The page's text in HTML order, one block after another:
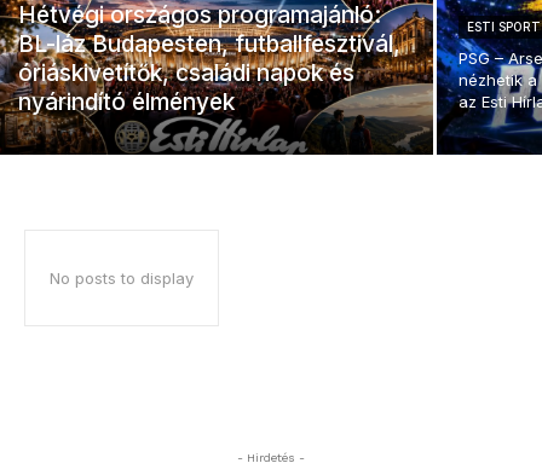
Hétvégi országos programajánló:
BL-láz Budapesten, futballfesztivál,
óriáskivetítők, családi napok és
nyárindító élmények
ESTI SPORT
PSG –
nézhetik a
az Esti
No posts to display
- Hirdetés -